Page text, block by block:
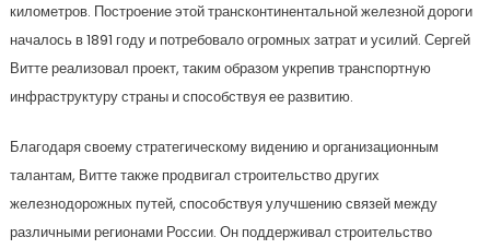
километров. Построение этой трансконтинентальной железной дороги
началось в 1891 году и потребовало огромных затрат и усилий. Сергей
Витте реализовал проект, таким образом укрепив транспортную
инфраструктуру страны и способствуя ее развитию.
Благодаря своему стратегическому видению и организационным
талантам, Витте также продвигал строительство других
железнодорожных путей, способствуя улучшению связей между
различными регионами России. Он поддерживал строительство